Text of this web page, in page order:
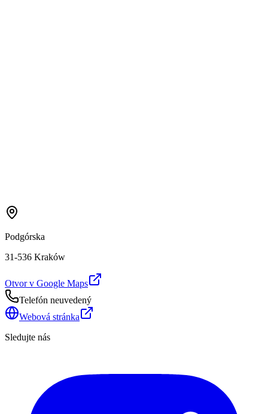
Podgórska
31-536 Kraków
Otvor v Google Maps
Telefón neuvedený
Webová stránka
Sledujte nás